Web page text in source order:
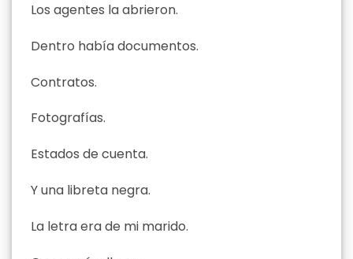
Los agentes la abrieron.
Dentro había documentos.
Contratos.
Fotografías.
Estados de cuenta.
Y una libreta negra.
La letra era de mi marido.